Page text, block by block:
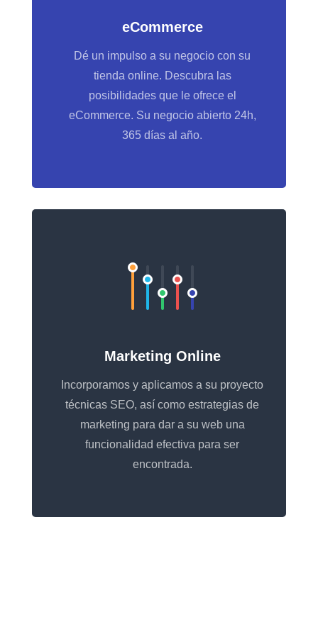
eCommerce
Dé un impulso a su negocio con su
tienda online. Descubra las
posibilidades que le ofrece el
eCommerce. Su negocio abierto 24h,
365 días al año.
Marketing Online
Incorporamos y aplicamos a su proyecto
técnicas SEO, así como estrategias de
marketing para dar a su web una
funcionalidad efectiva para ser
encontrada.